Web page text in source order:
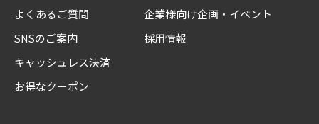
よくあるご質問
SNSのご案内
キャッシュレス決済
お得なクーポン
企業様向け企画・イベント
採用情報